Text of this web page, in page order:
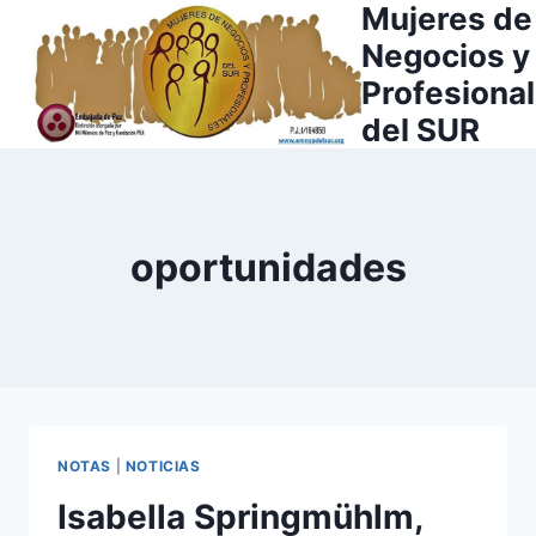
contenido
Mujeres de
Negocios y
del SUR
oportunidades
NOTAS NOTICIAS
Isabella Springmühlm,